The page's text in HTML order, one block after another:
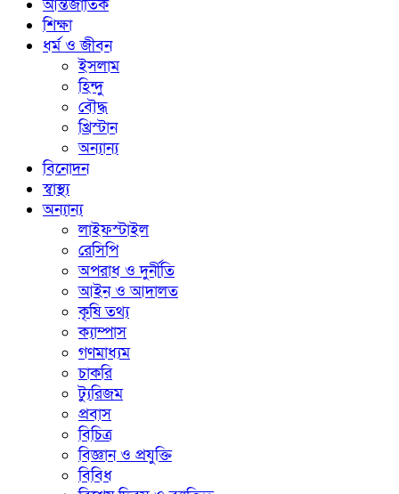
আন্তর্জাতিক
শিক্ষা
ধর্ম ও জীবন
ইসলাম
হিন্দু
বৌদ্ধ
খ্রিস্টান
অন্যান্য
বিনোদন
স্বাস্থ্য
অন্যান্য
লাইফস্টাইল
রেসিপি
অপরাধ ও দুর্নীতি
আইন ও আদালত
কৃষি তথ্য
ক্যাম্পাস
গণমাধ্যম
চাকরি
ট্যুরিজম
প্রবাস
বিচিত্র
বিজ্ঞান ও প্রযুক্তি
বিবিধ